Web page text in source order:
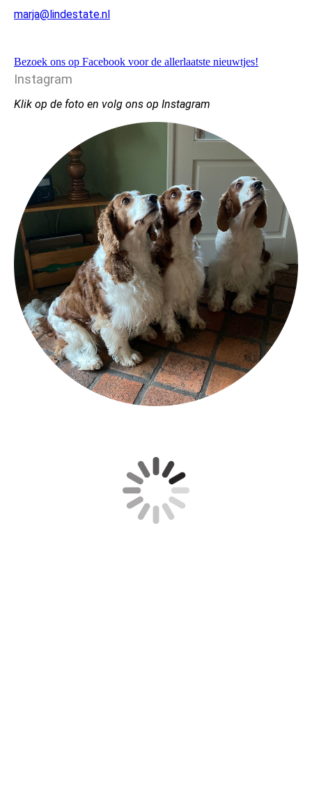
marja@lindestate.nl
Bezoek ons op Facebook voor de allerlaatste nieuwtjes!
Instagram
Klik op de foto en volg ons op Instagram